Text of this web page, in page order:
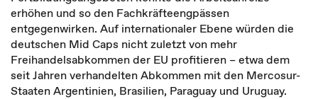
erhöhen und so den Fachkräfteengpässen
entgegenwirken. Auf internationaler Ebene würden die
deutschen Mid Caps nicht zuletzt von mehr
Freihandelsabkommen der EU profitieren – etwa dem
seit Jahren verhandelten Abkommen mit den Mercosur-
Staaten Argentinien, Brasilien, Paraguay und Uruguay.